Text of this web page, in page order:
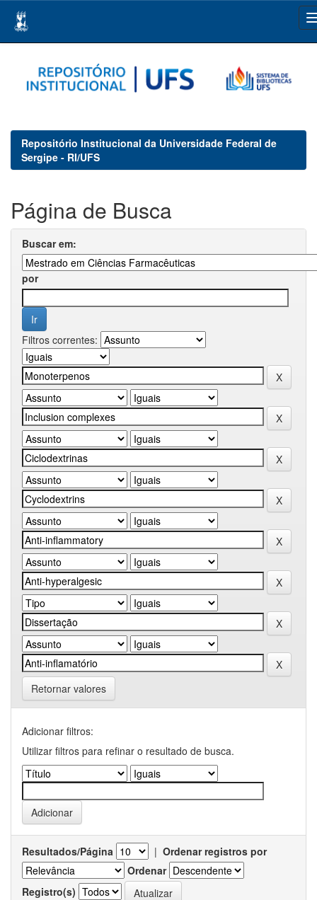
navigation
Repositório Institucional da Universidade Federal de
Sergipe - RI/UFS
Página de Busca
Buscar em:
por
Filtros correntes:
Retornar valores
Adicionar filtros:
Utilizar filtros para refinar o resultado de busca.
Resultados/Página | Ordenar registros por
Ordenar
Registro(s)